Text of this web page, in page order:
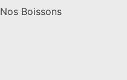
Nos Boissons